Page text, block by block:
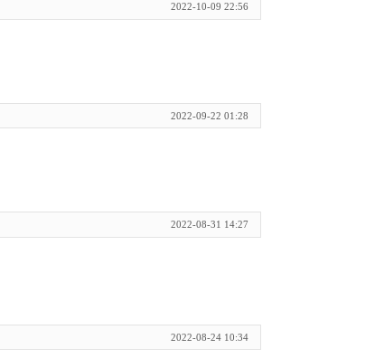
2022-10-09 22:56
2022-09-22 01:28
2022-08-31 14:27
2022-08-24 10:34